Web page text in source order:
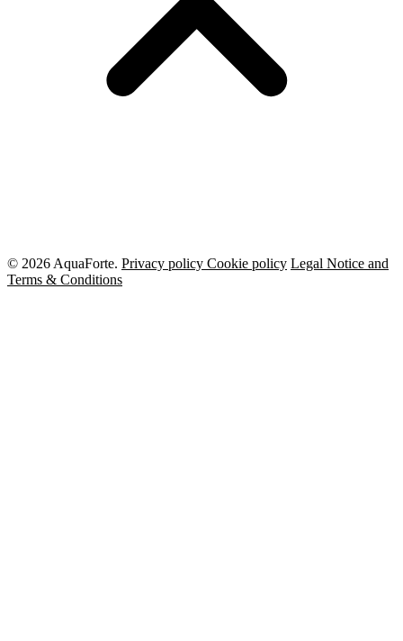
© 2026 AquaForte. Privacy policy Cookie policy Legal Notice and
Terms & Conditions